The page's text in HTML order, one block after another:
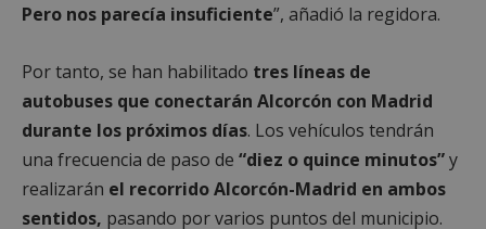
Pero nos parecía insuficiente”, añadió la regidora.
Por tanto, se han habilitado tres líneas de
autobuses que conectarán Alcorcón con Madrid
durante los próximos días. Los vehículos tendrán
una frecuencia de paso de “diez o quince minutos”y
realizarán el recorrido Alcorcón-Madrid en ambos
sentidos, pasando por varios puntos del municipio.